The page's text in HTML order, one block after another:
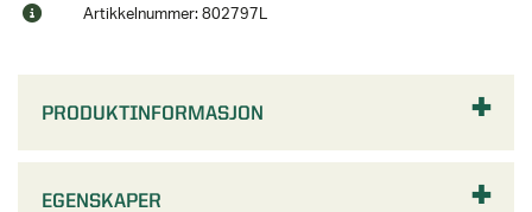
Artikkelnummer: 802797L
PRODUKTINFORMASJON
EGENSKAPER